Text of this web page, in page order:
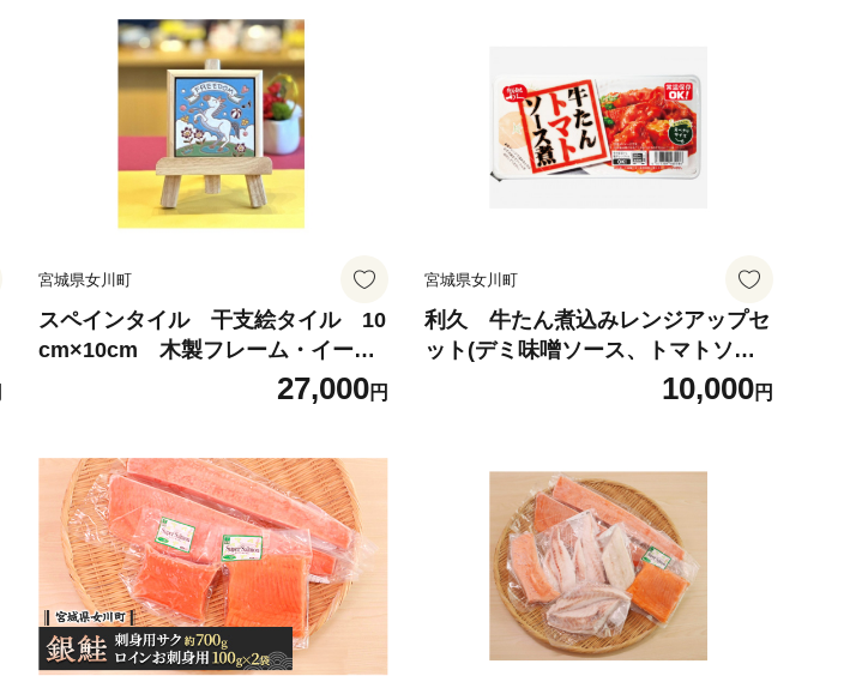
宮城県女川町
スペインタイル 干支絵タイル 10
cm×10cm 木製フレーム・イーゼ
ル付き＜午＞【1705135】27,000円
宮城県女川町
利久 牛たん煮込みレンジアップセ
ット(デミ味噌ソース、トマトソー
10,000円